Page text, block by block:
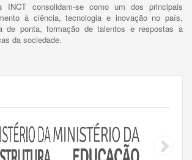
INCT consolidam-se como um dos principais
à ciência, tecnologia e inovação no país,
de ponta, formação de talentos e respostas a
da sociedade.